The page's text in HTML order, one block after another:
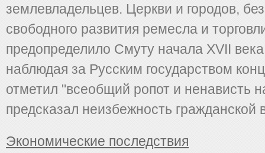
землевладельцев. Церкви и городов,
свободного развития ремесла и
предопределило Смуту начала XVII
наблюдая за Русским государством
отметил "всеобщий ропот и ненависть
предсказал неизбежность
Экономические последствия